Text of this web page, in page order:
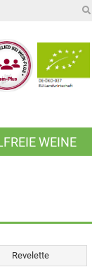
WEINE
Revelette